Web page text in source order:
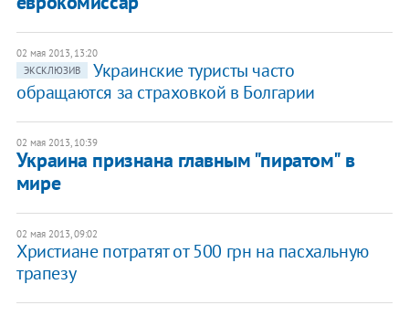
02 мая 2013, 13:20
ЭКСКЛЮЗИВ
Украинские туристы часто
обращаются за страховкой в Болгарии
02 мая 2013, 10:39
Украина признана главным "пиратом" в
мире
02 мая 2013, 09:02
Христиане потратят от 500 грн на пасхальную
трапезу